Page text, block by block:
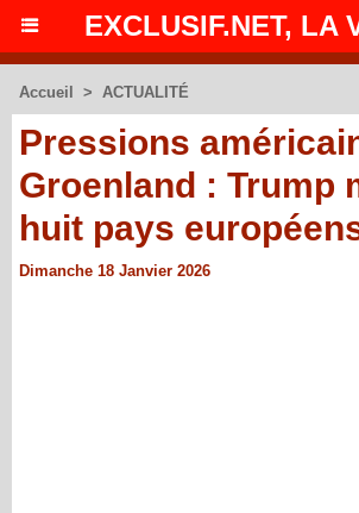
EXCLUSIF.NET, LA
Accueil > ACTUALITÉ
Pressions
Groenland : Trump
huit pays
Dimanche 18 Janvier 2026